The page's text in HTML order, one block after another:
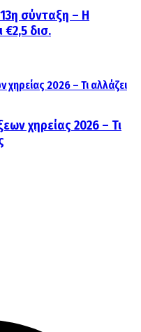
σύνταξη – Η
δισ.
χηρείας 2026 – Τι